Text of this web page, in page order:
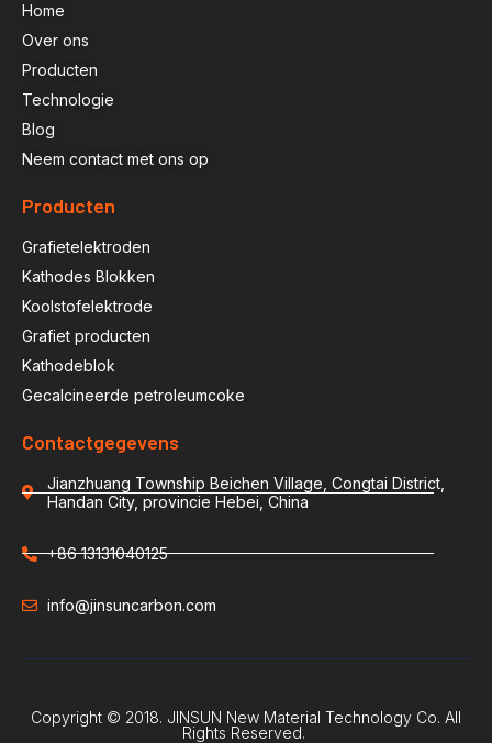
Home
Over ons
Producten
Technologie
Blog
Neem contact met ons op
Producten
Grafietelektroden
Kathodes Blokken
Koolstofelektrode
Grafiet producten
Kathodeblok
Gecalcineerde petroleumcoke
Contactgegevens
Jianzhuang Township Beichen Village, Congtai District,
Handan City, provincie Hebei, China
+86 13131040125
info@jinsuncarbon.com
Copyright © 2018. JINSUN New Material Technology Co. All
Rights Reserved.